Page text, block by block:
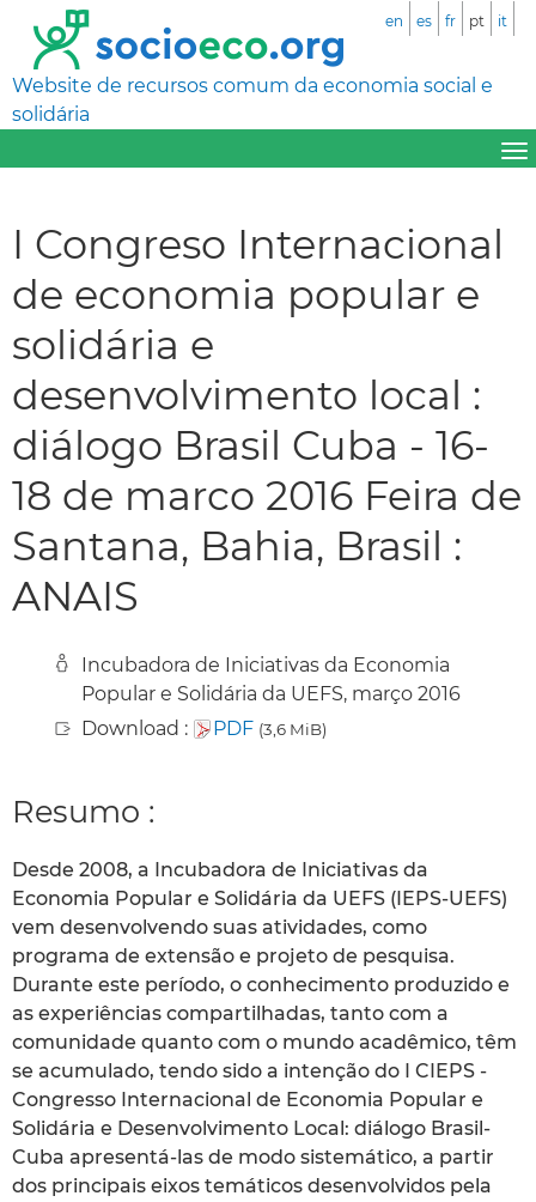
Website de recursos comum da economia social e
solidária
en es fr pt it
I Congreso Internacional
de economia popular e
solidária e
desenvolvimento local :
diálogo Brasil Cuba - 16-
18 de marco 2016 Feira de
Santana, Bahia, Brasil :
ANAIS
Incubadora de Iniciativas da Economia
Popular e Solidária da UEFS, março 2016
Download :
PDF (3,6 MiB)
Resumo :
Desde 2008, a Incubadora de Iniciativas da
Economia Popular e Solidária da UEFS (IEPS-UEFS)
vem desenvolvendo suas atividades, como
programa de extensão e projeto de pesquisa.
Durante este período, o conhecimento produzido e
as experiências compartilhadas, tanto com a
comunidade quanto com o mundo acadêmico, têm
se acumulado, tendo sido a intenção do I CIEPS -
Congresso Internacional de Economia Popular e
Solidária e Desenvolvimento Local: diálogo Brasil-
Cuba apresentá-las de modo sistemático, a partir
dos principais eixos temáticos desenvolvidos pela